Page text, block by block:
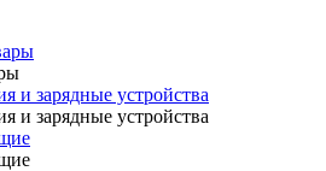
и зарядные устройства
и зарядные устройства